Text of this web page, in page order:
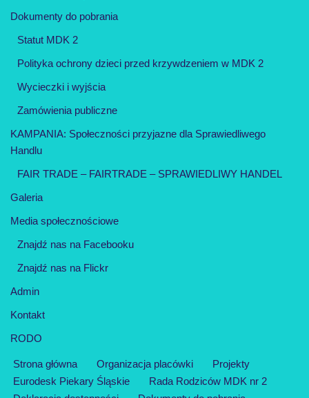
Dokumenty do pobrania
Statut MDK 2
Polityka ochrony dzieci przed krzywdzeniem w MDK 2
Wycieczki i wyjścia
Zamówienia publiczne
KAMPANIA: Społeczności przyjazne dla Sprawiedliwego
Handlu
FAIR TRADE – FAIRTRADE – SPRAWIEDLIWY HANDEL
Galeria
Media społecznościowe
Znajdź nas na Facebooku
Znajdź nas na Flickr
Admin
Kontakt
RODO
Strona główna Organizacja placówki
Projekty
Eurodesk Piekary Śląskie
Rada Rodziców MDK nr 2